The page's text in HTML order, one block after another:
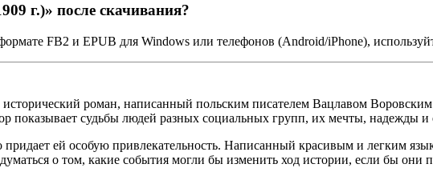
г.)» после скачивания?
FB2 и EPUB для Windows или телефонов (Android/iPhone),
роман, написанный польским писателем Вацлавом
судьбы людей разных социальных групп, их мечты, надежды и
ей особую привлекательность. Написанный красивым и легким
о том, какие события могли бы изменить ход истории, если бы они